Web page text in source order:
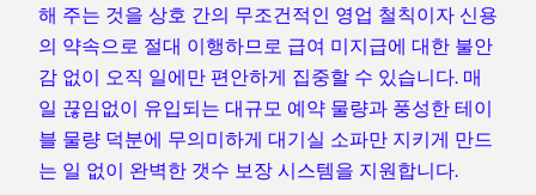
해 주는 것을 상호 간의 무조건적인 영업 철칙이자 신용
의 약속으로 절대 이행하므로 급여 미지급에 대한 불안
감 없이 오직 일에만 편안하게 집중할 수 있습니다. 매
일 끊임없이 유입되는 대규모 예약 물량과 풍성한 테이
블 물량 덕분에 무의미하게 대기실 소파만 지키게 만드
는 일 없이 완벽한 갯수 보장 시스템을 지원합니다.